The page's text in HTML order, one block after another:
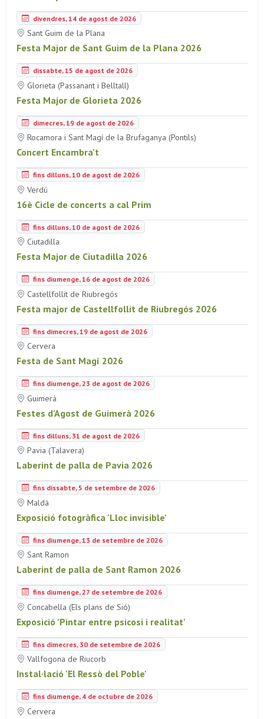
divendres, 14 de agost de 2026
Sant Guim de la Plana
Festa Major de Sant Guim de la Plana 2026
dissabte, 15 de agost de 2026
Glorieta (Passanant i Belltall)
Festa Major de Glorieta 2026
dimecres, 19 de agost de 2026
Rocamora i Sant Magí de la Brufaganya (Pontils)
Concert Encambra’t
fins dilluns, 10 de agost de 2026
Verdú
16è Cicle de concerts a cal Prim
fins dilluns, 10 de agost de 2026
Ciutadilla
Festa Major de Ciutadilla 2026
fins diumenge, 16 de agost de 2026
Castellfollit de Riubregós
Festa major de Castellfollit de Riubregós 2026
fins dimecres, 19 de agost de 2026
Cervera
Festa de Sant Magí 2026
fins diumenge, 23 de agost de 2026
Guimerà
Festes d'Agost de Guimerà 2026
fins dilluns, 31 de agost de 2026
Pavia (Talavera)
Laberint de palla de Pavia 2026
fins dissabte, 5 de setembre de 2026
Maldà
Exposició fotogràfica 'Lloc invisible'
fins diumenge, 13 de setembre de 2026
Sant Ramon
Laberint de palla de Sant Ramon 2026
fins diumenge, 27 de setembre de 2026
Concabella (Els plans de Sió)
Exposició 'Pintar entre psicosi i realitat'
fins dimecres, 30 de setembre de 2026
Vallfogona de Riucorb
Instal·lació 'El Ressò del Poble'
fins diumenge, 4 de octubre de 2026
Cervera